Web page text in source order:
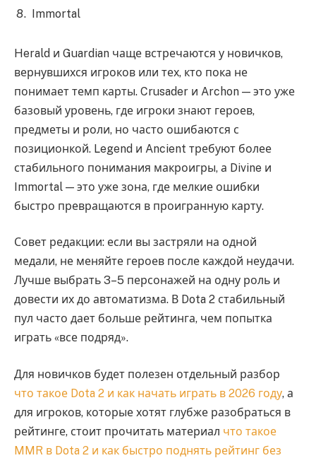
Immortal
Herald и Guardian чаще встречаются у новичков,
вернувшихся игроков или тех, кто пока не
понимает темп карты. Crusader и Archon — это уже
базовый уровень, где игроки знают героев,
предметы и роли, но часто ошибаются с
позиционкой. Legend и Ancient требуют более
стабильного понимания макроигры, а Divine и
Immortal — это уже зона, где мелкие ошибки
быстро превращаются в проигранную карту.
Совет редакции: если вы застряли на одной
медали, не меняйте героев после каждой неудачи.
Лучше выбрать 3–5 персонажей на одну роль и
довести их до автоматизма. В Dota 2 стабильный
пул часто дает больше рейтинга, чем попытка
играть «все подряд».
Для новичков будет полезен отдельный разбор
что такое Dota 2 и как начать играть в 2026 году, а
для игроков, которые хотят глубже разобраться в
рейтинге, стоит прочитать материал что такое
MMR в Dota 2 и как быстро поднять рейтинг без